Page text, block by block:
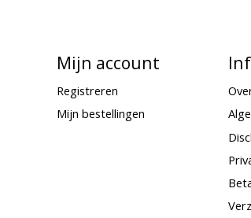
Mijn account
Registreren
Mijn bestellingen